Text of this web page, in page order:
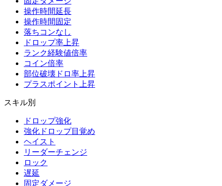
操作時間延長
操作時間固定
落ちコンなし
ドロップ率上昇
ランク経験値倍率
コイン倍率
部位破壊ドロ率上昇
プラスポイント上昇
スキル別
ドロップ強化
強化ドロップ目覚め
ヘイスト
リーダーチェンジ
ロック
遅延
固定ダメージ